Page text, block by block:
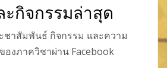
กิจกรรมล่าสุด
ชาสัมพันธ์ กิจกรรม และความ
องภาควิชาผ่าน Facebook